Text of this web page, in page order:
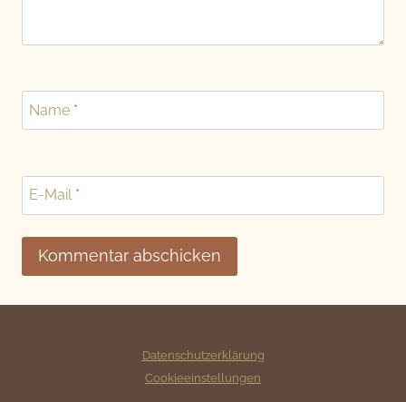
Name *
E-Mail *
Datenschutzerklärung
Cookieeinstellungen